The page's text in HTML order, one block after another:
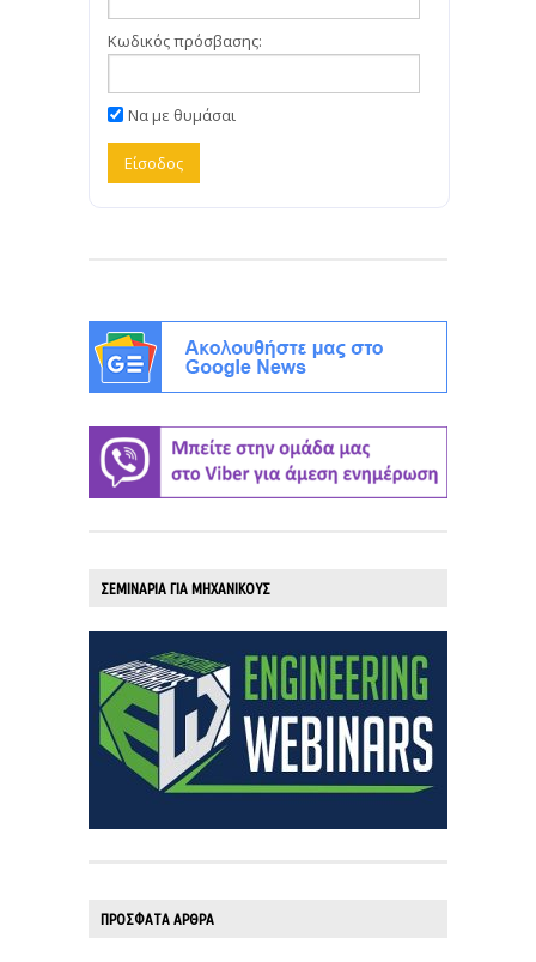
Κωδικός πρόσβασης:
Να με θυμάσαι
ΣΕΜΙΝΑΡΙΑ ΓΙΑ ΜΗΧΑΝΙΚΟΥΣ
ΠΡΟΣΦΑΤΑ ΑΡΘΡΑ